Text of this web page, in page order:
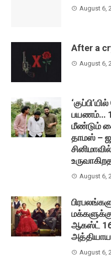
August 6,
After a
August 6,
பயணம்…
மீண்டும்
தாமஸ் –
August 6,
ஆகஸ்ட் 16
August 6,